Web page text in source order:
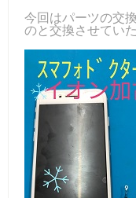
今回はパーツの交
のと交換させてい